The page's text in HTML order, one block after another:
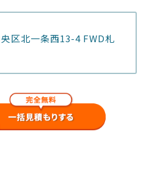
区北一条西13-4 FWD札